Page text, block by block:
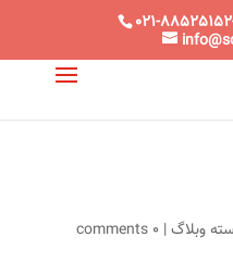
021-
وبلاگ|
0 comments